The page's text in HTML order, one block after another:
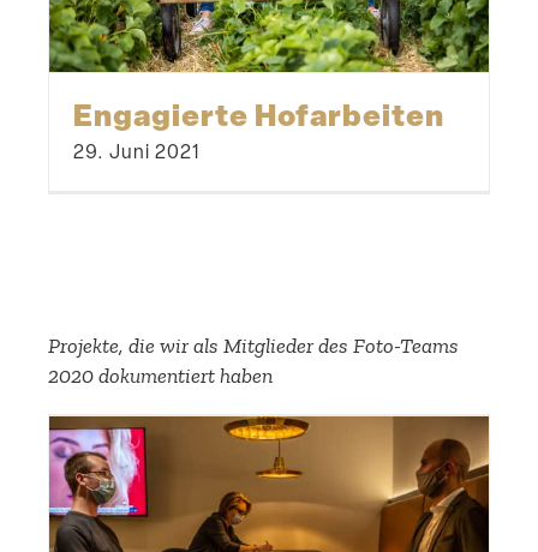
Engagierte Hofar­beiten
29. Juni 2021
Projekte, die wir als Mitglieder des Foto-Teams
2020 dokumen­tiert haben